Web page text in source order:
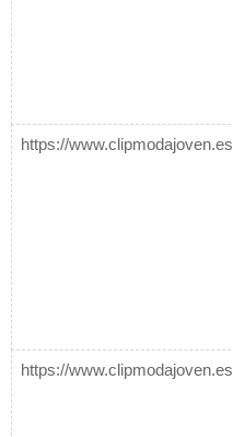
https://www.clipmodajoven.es
https://www.clipmodajoven.es